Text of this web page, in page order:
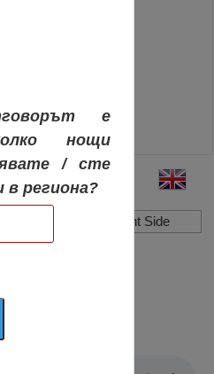
Show/Hide Right Side
Курорт
е
нощи
/ сте
в региона?